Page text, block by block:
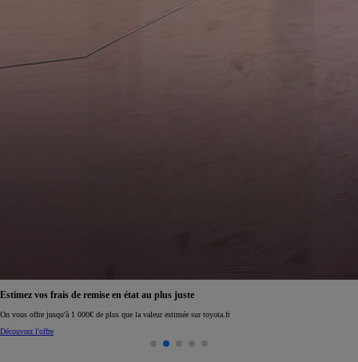
Réservez en ligne votre occasion pour 1€ seulement
Réservez en ligne